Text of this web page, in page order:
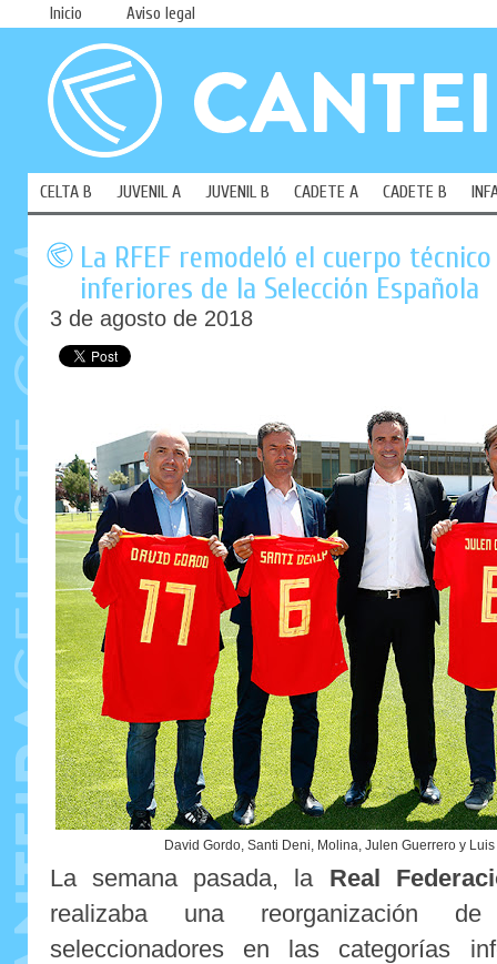
Inicio Aviso legal
CELTA B JUVENIL A JUVENIL B CADETE A CADETE B
La RFEF remodeló el cuerpo
inferiores de la Selección Española
3 de agosto de 2018
David Gordo, Santi Deni, Molina, Julen Guerrero y
La semana pasada, la Real
realizaba una reorganización
seleccionadores en las categorías